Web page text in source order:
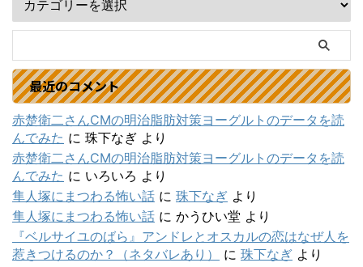
最近のコメント
赤楚衛二さんCMの明治脂肪対策ヨーグルトのデータを読
んでみた に 珠下なぎ より
赤楚衛二さんCMの明治脂肪対策ヨーグルトのデータを読
んでみた に いろいろ より
隼人塚にまつわる怖い話 に 珠下なぎ より
隼人塚にまつわる怖い話 に かうひい堂 より
『ベルサイユのばら』アンドレとオスカルの恋はなぜ人を
惹きつけるのか？（ネタバレあり）
に 珠下なぎ より